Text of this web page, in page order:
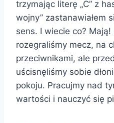
trzymając literę „C” z
wojny” zastanawiałem
sens. I wiecie co?
rozegraliśmy mecz, na
przeciwnikami, ale
uścisnęliśmy sobie
pokoju. Pracujmy nad
wartości i nauczyć się